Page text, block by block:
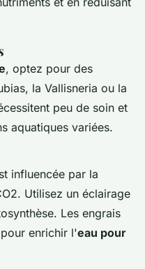
, optez pour des
la Vallisneria ou la
peu de soin et
aquatiques variées.
influencée par la
Utilisez un éclairage
Les engrais
enrichir l'eau pour